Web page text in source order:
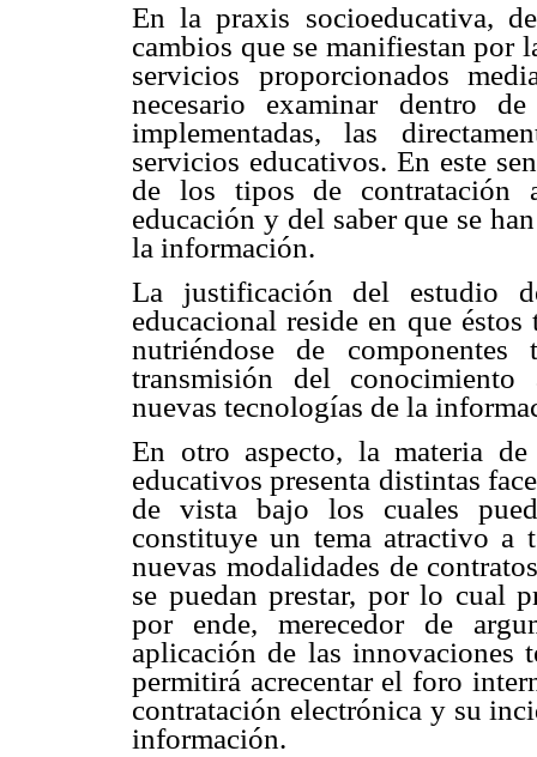
En la praxis socioeducativa,
cambios que se manifiestan por
servicios proporcionados
necesario examinar dentro
implementadas, las
servicios educativos. En este
de los tipos de contratación
educación y del saber que se
la información.
La justificación del estudio
educacional reside en que
nutriéndose de
transmisión del
nuevas tecnologías de la
En otro aspecto, la materia
educativos presenta distintas
de vista bajo los cuales
constituye un tema atractivo a
nuevas modalidades de
se puedan prestar, por lo cual
por ende, merecedor de
aplicación de las innovaciones
permitirá acrecentar el foro
contratación electrónica y su
información.